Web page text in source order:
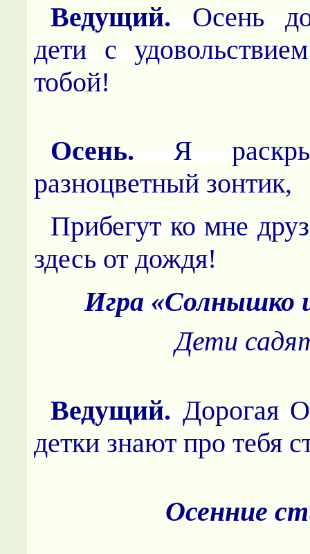
Ведущий. Осень
дети с
тобой!
Осень. Я
разноцветный зонтик,
Прибегут ко мне
здесь от дождя!
Игра «Солнышко
Дети
Ведущий. Дорогая
детки знают про тебя
Осенние